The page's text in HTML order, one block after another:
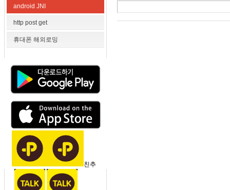
android JNI
http post get
휴대폰 해외로밍
친추